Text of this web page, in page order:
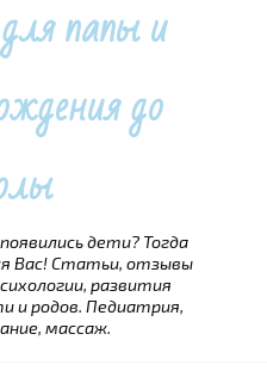
папы и
до
дети? Тогда
Вас! Статьи, отзывы
развития
и родов. Педиатрия,
массаж.